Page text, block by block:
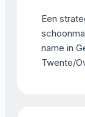
Een
name in
Twente/